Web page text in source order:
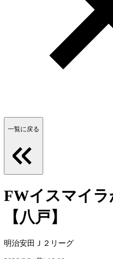
一覧に戻る
FWイスマイラ
【八戸】
明治安田Ｊ２リーグ